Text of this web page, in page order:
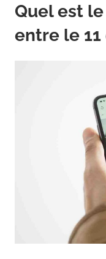
Quel est
entre le 11